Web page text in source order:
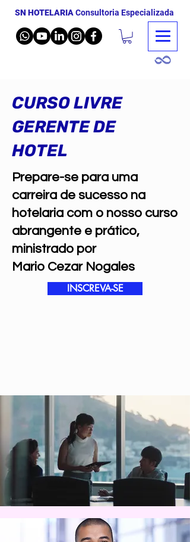
SN HOTELARIA Consultoria Especializada
CURSO LIVRE
GERENTE DE
HOTEL
Prepare-se para uma
carreira de sucesso na
hotelaria com o nosso curso
abrangente e prático,
ministrado por
Mario Cezar Nogales
INSCREVA-SE